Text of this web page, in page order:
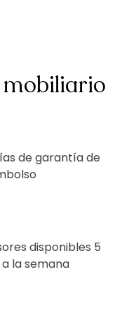
mobiliario
de garantía de
disponibles 5
la semana